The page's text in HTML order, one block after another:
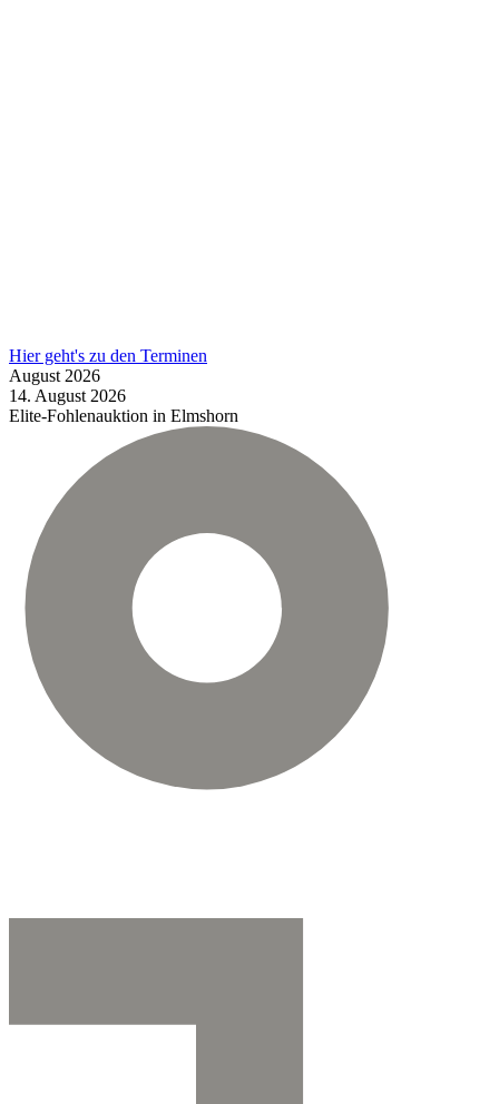
Hier geht's zu den Terminen
August 2026
14. August 2026
Elite-Fohlenauktion in Elmshorn